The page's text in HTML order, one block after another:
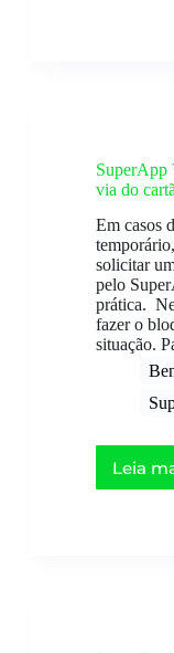
SuperApp
via do
Em casos
solicitar
pelo
prática.
fazer o
situação.
Leia